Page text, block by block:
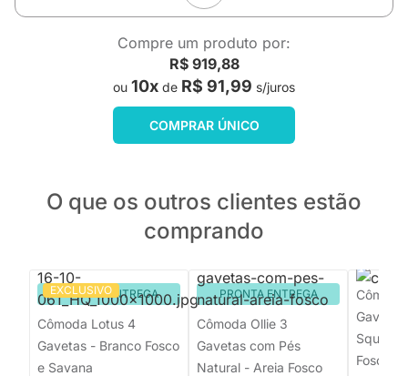
Compre um produto por:
R$ 919,88
ou 10x de R$ 91,99 s/juros
COMPRAR ÚNICO
O que os outros clientes estão
comprando
EXCLUSIVO
PRONTA ENTREGA
Cômoda Lotus 4
Gavetas - Branco Fosco
e Savana
PRONTA ENTREGA
Cômoda Ollie 3
Gavetas com Pés
Natural - Areia Fosco
Square
Fosco